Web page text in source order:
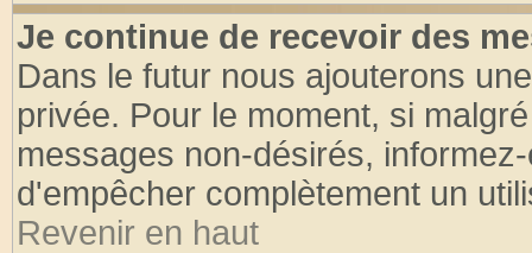
Je continue de recevoir des
Dans le futur nous ajouterons
privée. Pour le moment, si
messages non-désirés,
d'empêcher complètement un
Revenir en haut